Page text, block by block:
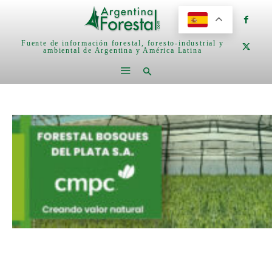
Fuente de información forestal, foresto-industrial y
ambiental de Argentina y América Latina